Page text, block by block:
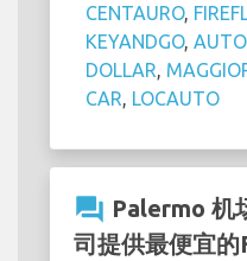
CENTAURO,
KEYANDGO,
DOLLAR
CAR LOCAUTO
question_answer Palermo 机
司提供最便宜